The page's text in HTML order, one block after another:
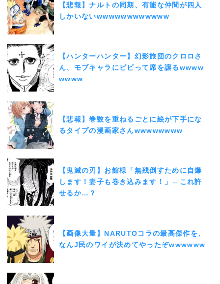
【悲報】ナルトの同期、有能な仲間が四人
しかいないwwwwwwwwwwww
【ハンターハンター】幻影旅団のクロロさ
ん、モブキャラにビビって席を譲るwwww
wwww
【悲報】巻数を重ねるごとに絵が下手にな
るタイプの漫画家さんwwwwwwww
【鬼滅の刃】お館様「無残倒すために自爆
します！妻子も巻き込みます！」←これ許
せるか…？
【画像大量】NARUTOコラの最高傑作を、
なんJ民のワイが決めてやったぞwwwwww